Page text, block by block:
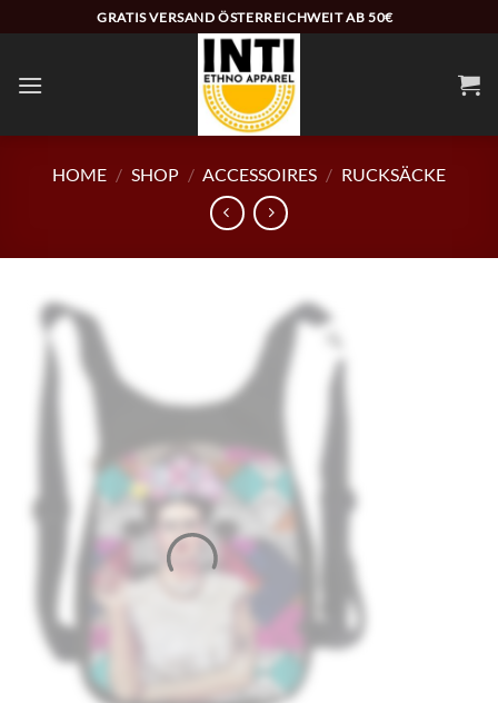
Inhalt
GRATIS VERSAND ÖSTERREICHWEIT AB 50€
HOME / SHOP / ACCESSOIRES / RUCKSÄCKE